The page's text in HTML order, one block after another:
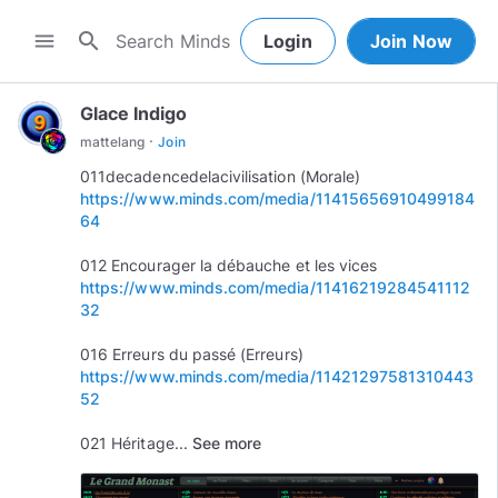
menu search Login Join Now
Glace Indigo
mattelang · Join
011decadencedelacivilisation (Morale)
https://www.minds.com/media/11415656910499184
64
012 Encourager la débauche et les vices
https://www.minds.com/media/11416219284541112
32
016 Erreurs du passé (Erreurs)
https://www.minds.com/media/11421297581310443
52
021 Héritage... See more